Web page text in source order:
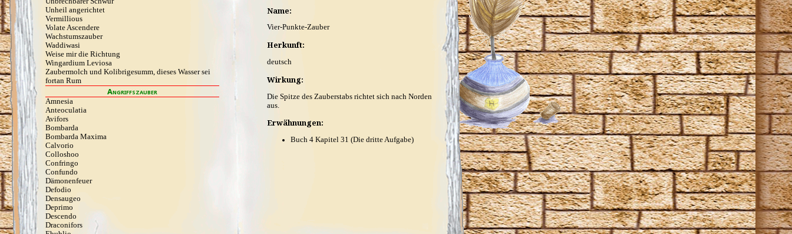
Unheil angerichtet
Vermillious
Volate Ascendere
Wachstumszauber
Waddiwasi
Weise mir die Richtung
Wingardium Leviosa
Zaubermolch und Kolibrigesumm, dieses Wasser sei
fortan Rum
Angriffszauber
Amnesia
Anteoculatia
Avifors
Bombarda
Bombarda Maxima
Calvorio
Colloshoo
Confringo
Confundo
Dämonenfeuer
Defodio
Densaugeo
Deprimo
Descendo
Draconifors
Name:
Vier-Punkte-Zauber
Herkunft:
deutsch
Wirkung:
Die Spitze des Zauberstabs richtet sich nach Norden
aus.
Erwähnungen:
Buch 4 Kapitel 31 (Die dritte Aufgabe)